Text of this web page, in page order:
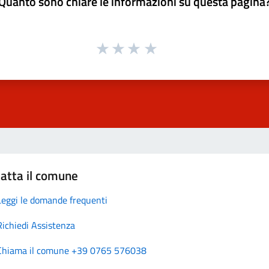
il comune
le domande frequenti
Assistenza
il comune +39 0765 576038